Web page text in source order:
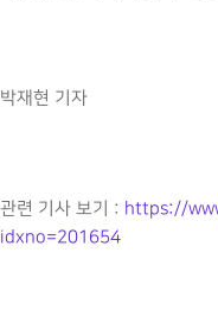
박재현 기자
관련 기사 보기 : https://
idxno=201654